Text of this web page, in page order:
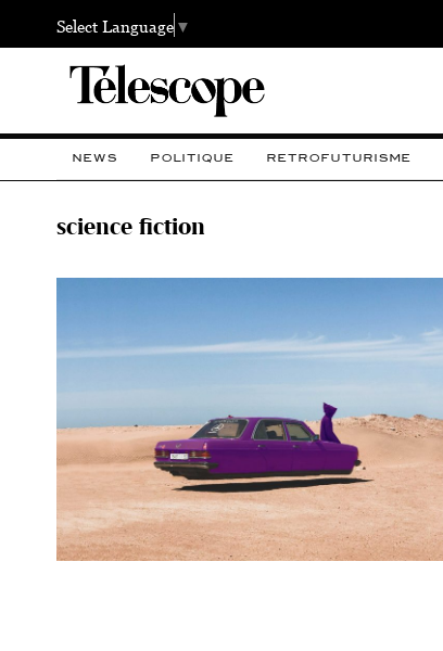
Select Language▼
NEWS POLITIQUE RETROFUTURISME
science fiction